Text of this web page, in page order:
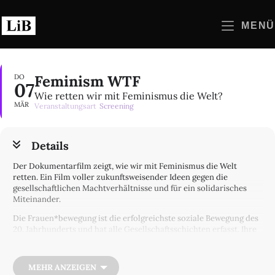
Inhalt
springen
MENÜ
DO
07
MÄR
Feminism WTF
Wie retten wir mit Feminismus die Welt?
Veranstaltungsart Screening
Details
Der Dokumentarfilm zeigt, wie wir mit Feminismus die Welt
retten. Ein Film voller zukunftsweisender Ideen gegen die
gesellschaftlichen Machtverhältnisse und für ein solidarisches
Miteinander.
Die Frauen*bewegung ist die erfolgreichste soziale Bewegung des
20. Jahrhunderts und hat alle Gesellschaftsschichten erfasst. Ihre
Ideen von Zusammenleben radikal verändert. Und obwohl
MEHR ANZEIGEN